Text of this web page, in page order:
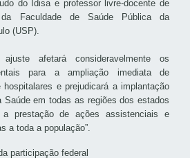
do Idisa e professor livre-docente de
Faculdade de Saúde Pública da
(USP).
afetará consideravelmente os
para a ampliação imediata de
e prejudicará a implantação
Saúde em todas as regiões dos estados
a prestação de ações assistenciais e
a toda a população”.